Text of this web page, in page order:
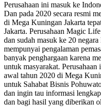
Perusahaan ini masuk ke
Dan pada 2020 secara resmi
di Mega Kuningan Jakarta
Jakarta. Perusahaan Magic
dan sudah masuk ke 20
mempunyai pengalaman
banyak penghargaan karena
untuk masyarakat.
awal tahun 2020 di Mega
untuk Sahabat Bisnis
dan ingin tau informasi
dan bagi hasil yang diberikan